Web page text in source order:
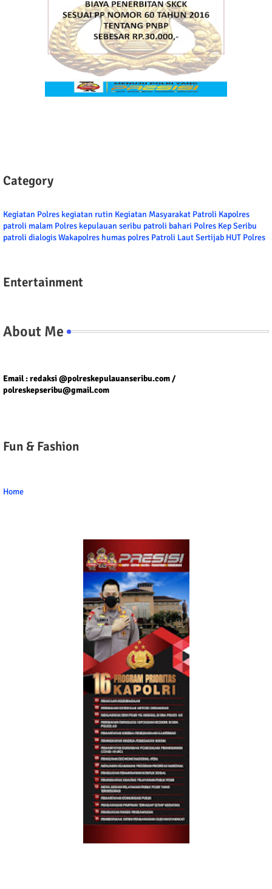
Category
Kegiatan Polres kegiatan rutin Kegiatan Masyarakat Patroli Kapolres
patroli malam Polres kepulauan seribu patroli bahari Polres Kep Seribu
patroli dialogisWakapolres humas polres Patroli LautSertijab HUT Polres
Entertainment
About Me
Email : redaksi @polreskepulauanseribu.com /
polreskepseribu@gmail.com
Fun & Fashion
Home